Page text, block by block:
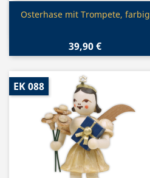
Vorschau
Osterhase mit Trompete, farbig
39,90 €
EK 088